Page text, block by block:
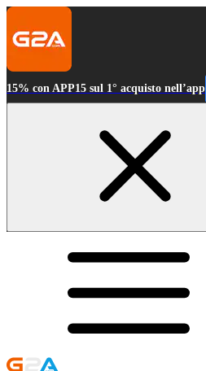
15% con APP15 sul 1° acquisto nell’app